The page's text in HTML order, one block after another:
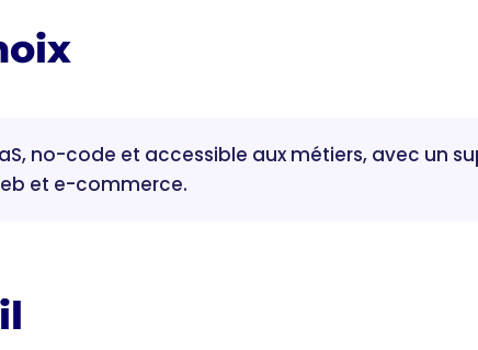
no-code et accessible aux métiers, avec un
et e-commerce.